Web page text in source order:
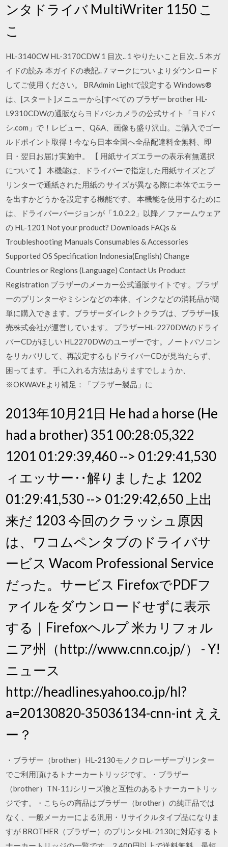
ンタドライバ MultiWriter 1150 こ
こ
HL-3140CW HL-3170CDW 1 目次.. 1 やりたいこと目次.. 5 本ガ
イドの読み 本ガイドの表記.. 7 マークについ よりダウンロード
してご使用ください。 BRAdmin Lightで設定する Windows®
は、[スタート]メニューから[すべての ブラザー brother HL-
L9310CDWの通販ならヨドバシカメラの公式サイト「ヨドバ
シ.com」で！レビュー、Q&A、画像も盛り沢山。ご購入でゴー
ルドポイント取得！今なら日本全国へ全品配達料金無料、即
日・翌日お届け実施中。 【 用紙サイズエラーの表示有無選択
について 】 本機能は、ドライバーで指定した用紙サイズとプ
リンターで通紙された用紙の サイズが異なる際に本体でエラー
を出すかどうかを設定する機能です。 本機能を使用するために
は、ドライバーバージョンが「1.0.2.2」以降／ ファームウェア
の HL-1201 Not your product? Downloads FAQs &
Troubleshooting Manuals Consumables & Accessories
Supported OS Specification Indonesia(English) Change
Countries or Regions (Language) Contact Us Product
Registration ブラザーのメーカー公式通販サイトです。ブラザ
ーのプリンターやミシンなどの本体、インクなどの消耗品が簡
単に購入できます。ブラザーダイレクトクラブは、ブラザー販
売株式会社が運営しています。 ブラザーHL-2270DWのドライ
バーCDがほしい HL2270DWのユーザーです。ノートパソコン
をリカバリして、再設定するもドライバーCDが見当たらず、
困ってます。 手に入れる方法はありますでしょうか、
※OKWAVEより補足：「ブラザー製品」に
2013年10月21日 He had a horse (He
had a brother) 351 00:28:05,322
1201 01:29:39,460 --> 01:29:41,530
ィエッサー‥解りましたよ 1202
01:29:41,530 --> 01:29:42,650 上出
来だ 1203 今回のクラッシュ原因
は、ワコムペンタブのドライバサ
ービス Wacom Professional Service
だった。サービス FirefoxでPDFフ
ァイルをダウンロードせずに表示
する｜Firefoxヘルプ 米カリフォル
ニア州（http://www.cnn.co.jp/） - Y!
ニュース
http://headlines.yahoo.co.jp/hl?
a=20130820-35036134-cnn-int ええ
ー？
・ブラザー（brother）HL-2130モノクロレーザープリンター
でご利用頂けるトナーカートリッジです。・ブラザー
（brother）TN-11Jシリーズ換と互性のあるトナーカートリッ
ジです。・こちらの商品はブラザー（brother）の純正品では
なく、一般メーカーによる汎用・リサイクルタイプ品になりま
すが BROTHER（ブラザー）のプリンタHL-2130に対応するト